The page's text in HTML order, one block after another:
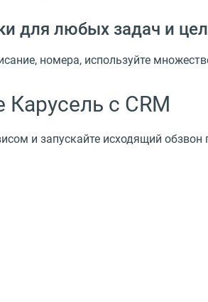
для любых задач и
номера, используйте
Карусель с CRM
и запускайте исходящий